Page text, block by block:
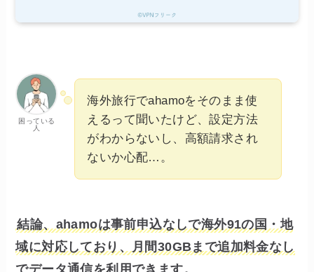
困っている
人
海外旅行でahamoをそのまま使
えるって聞いたけど、設定方法
がわからないし、高額請求され
ないか心配…。
結論、ahamoは事前申込なしで海外91の国・地
域に対応しており、月間30GBまで追加料金なし